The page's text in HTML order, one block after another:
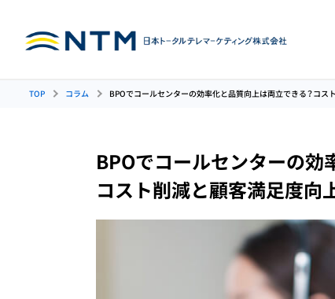
コンタクトセンター
（コールセンター）
コン
運用
コールセンターの人材育
管理者（SV）育成・研修
TOP コラム BPOでコールセンターの効率化と品質向上は両立できる？コス
BPOでコールセンターの効
コスト削減と顧客満足度向